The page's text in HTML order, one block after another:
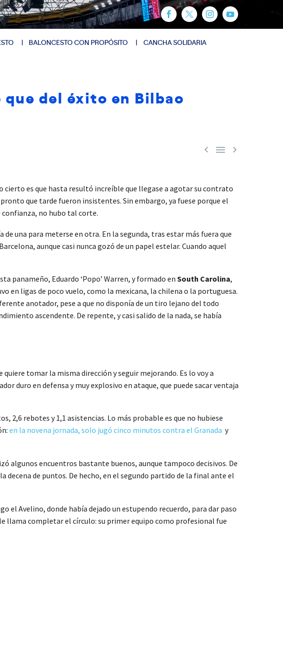
BALONCESTO CON PROPÓSITO CANCHA SOLIDARIA
del éxito en Bilbao
  
cierto es que hasta resultó increíble que llegase a agotar su contrato
que tarde fueron insistentes. Sin embargo, ya fuese porque el
no hubo tal corte.
una para meterse en otra. En la segunda, tras estar más fuera que
aunque casi nunca gozó de un papel estelar. Cuando aquel
panameño, Eduardo ‘Popo’ Warren, y formado en South Carolina,
en ligas de poco vuelo, como la mexicana, la chilena o la portuguesa.
anotador, pese a que no disponía de un tiro lejano del todo
ascendente. De repente, y casi salido de la nada, se había
tomar la misma dirección y seguir mejorando. Es lo voy a
duro en defensa y muy explosivo en ataque, que puede sacar ventaja
2,6 rebotes y 1,1 asistencias. Lo más probable es que no hubiese
en la novena jornada, solo jugó cinco minutos contra el Granada y
algunos encuentros bastante buenos, aunque tampoco decisivos. De
decena de puntos. De hecho, en el segundo partido de la final ante el
el Avelino, donde había dejado un estupendo recuerdo, para dar paso
llama completar el círculo: su primer equipo como profesional fue